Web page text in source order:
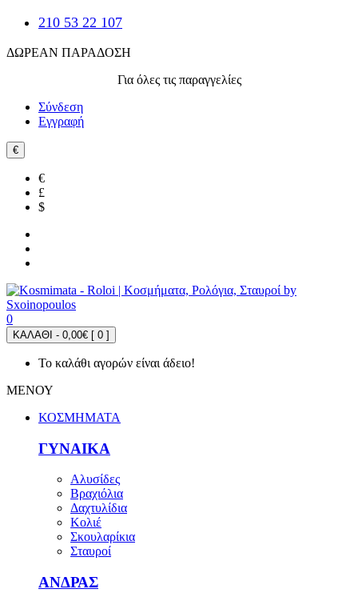
210 53 22 107
ΔΩΡΕΑΝ ΠΑΡΑΔΟΣΗ
Για όλες τις παραγγελίες
Σύνδεση
Εγγραφή
€
€
£
$
0
ΚΑΛΑΘΙ - 0,00€ [ 0 ]
Το καλάθι αγορών είναι άδειο!
ΜΕΝΟΥ
ΚΟΣΜΗΜΑΤΑ
ΓΥΝΑΙΚΑ
Αλυσίδες
Βραχιόλια
Δαχτυλίδια
Κολιέ
Σκουλαρίκια
Σταυροί
ΑΝΔΡΑΣ